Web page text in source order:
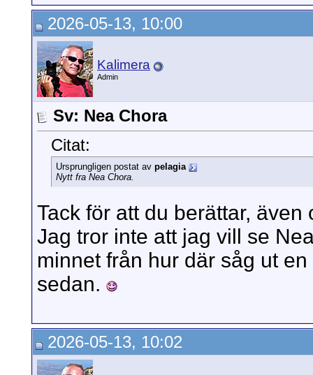
2026-05-13, 10:00
Kalimera
Admin
Sv: Nea Chora
Citat:
Ursprungligen postat av pelagia
Nytt fra Nea Chora.
Tack för att du berättar,
Jag tror inte att jag vill se
minnet från hur där såg ut
sedan.
2026-05-13, 10:02